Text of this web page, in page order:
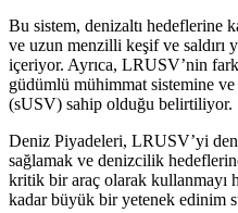
Bu sistem, denizaltı hedeflerine
ve uzun menzilli keşif ve saldırı
içeriyor. Ayrıca, LRUSV’nin
güdümlü mühimmat sistemine ve
(sUSV) sahip olduğu belirtiliyor.
Deniz Piyadeleri, LRUSV’yi
sağlamak ve denizcilik
kritik bir araç olarak kullanmayı
kadar büyük bir yetenek edinim